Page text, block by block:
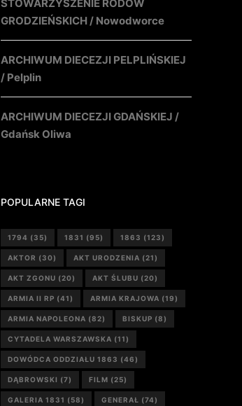
STOWARZYSZENIE RODÓW
GRODZIEŃSKICH / Nowodworce
ARCHIWUM DIECEZJI PELPLIŃSKIEJ
/ Pelplin
ARCHIWUM DIECEZJI GDAŃSKIEJ /
Gdańsk Oliwa
POPULARNE TAGI
1794 (35) 1831 (95) 1863 (123)
AKTOR (30) AKT URODZENIA (21)
AKT ZGONU (20) AKT ŚLUBU (20)
ARMIA II RP (41) ARMIA KRAJOWA (19)
ARMIA NAPOLEONA (82) BISKUP (8)
CYTADELA WARSZAWSKA (11)
DOWÓDCA ODDZIAŁU 1863 (46)
DĄBROWSKI (7) FILM (25)
GALERIA 1831 (58) GENERAŁ (74)